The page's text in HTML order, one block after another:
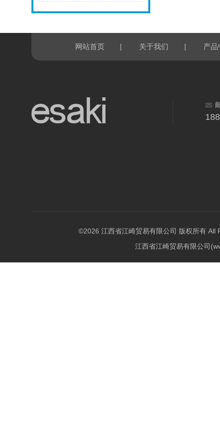
网站首页 | 关于我们 | 产品
©2026 江西省江崎贸易有限公司 版权所有 All
江西省江崎贸易有限公司